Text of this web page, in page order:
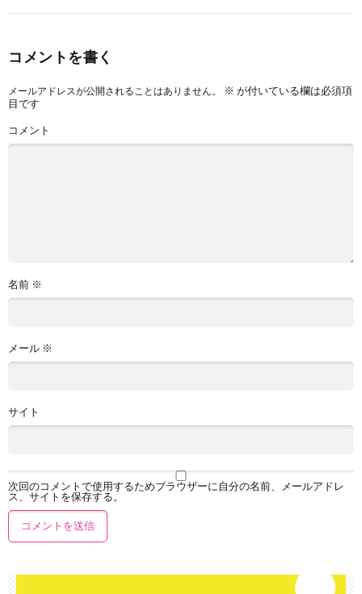
コメントを書く
メールアドレスが公開されることはありません。 ※ が付いている欄は必須項
目です
コメント
名前 ※
メール ※
サイト
次回のコメントで使用するためブラウザーに自分の名前、メールアドレ
ス、サイトを保存する。